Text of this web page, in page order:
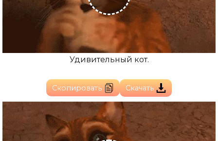
Удивительный кот.
Скопировать Скачать